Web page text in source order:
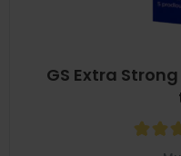
GS Extra